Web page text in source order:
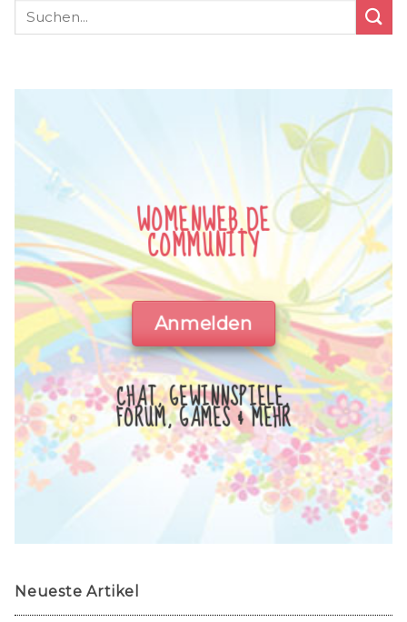
WOMENWEB.DE
COMMUNITY
Anmelden
CHAT, GEWINNSPIELE,
FORUM, GAMES & MEHR
Neueste Artikel